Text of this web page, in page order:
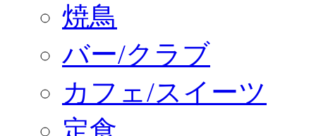
焼鳥
バー/クラブ
カフェ/スイーツ
定食